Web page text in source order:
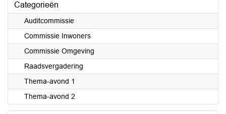
Categorieën
Auditcommissie
Commissie Inwoners
Commissie Omgeving
Raadsvergadering
Thema-avond 1
Thema-avond 2